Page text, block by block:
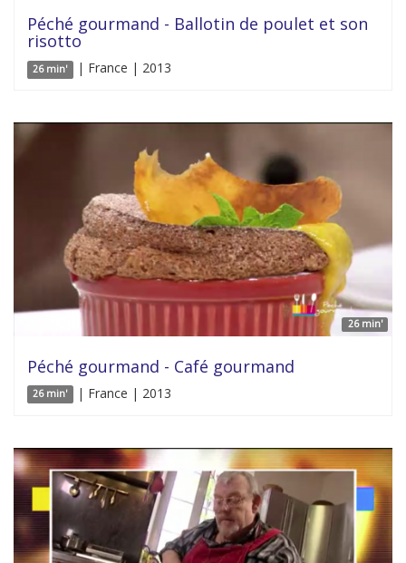
Péché gourmand - Ballotin de poulet et son
risotto
26 min' | France | 2013
26 min'
Péché gourmand - Café gourmand
26 min' | France | 2013